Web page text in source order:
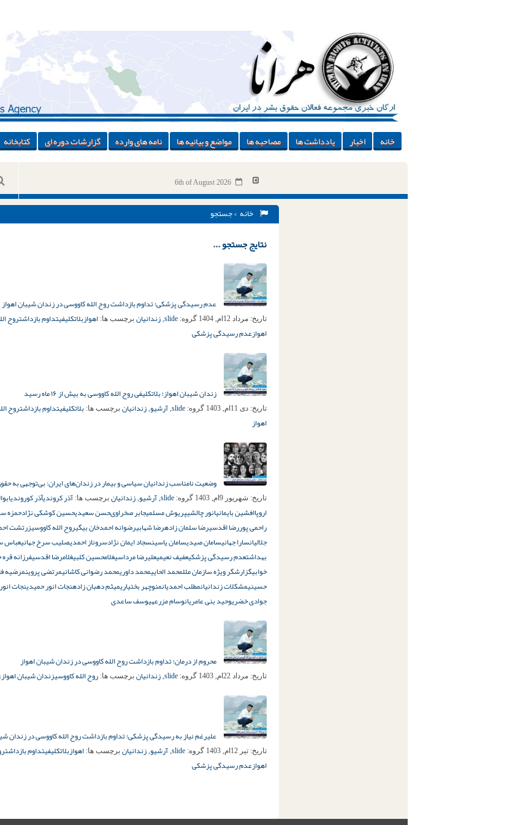
خانه اخبار یادداشت ها مصاحبه ها مواضع و بیانیه ها نامه های وارده گزارشات دوره ای کتابخانه
6th of August 2026
خانه > جستجو
نتایج جستجو ...
عدم رسیدگی پزشکی؛ تداوم بازداشت روح الله کاووسی در زندان شیبان اهواز
تاریخ: مرداد 12ام, 1404 گروه: slide
, زندانیان برچسب ها: اهوازبلاتکلیفیتداوم بازداشتروح
اهوازعدم رسیدگی پزشکی
زندان شیبان اهواز؛ بلاتکلیفی روح الله کاووسی به بیش از ۱۶ ماه رسید
تاریخ: دی 11ام, 1403 گروه: slide
, آرشیو, زندانیان برچسب ها: بلاتکلیفیتداوم بازداشتروح
اهواز
وضعیت نامناسب زندانیان سیاسی و بیمار در زندان‌های ایران: بی‌توجهی به
تاریخ: شهریور 9ام, 1403 گروه: slide
, آرشیو, زندانیان برچسب ها: آذر کروندیآذر کوروندی
اروپاافشین بایمانیانور چالشیپریوش مسلمیجابر صخراوىحسن سعیدیحسین کوشکی نژادحمزه
راحمی پوررضا اقدسیرضا سلمان زادهرضا شهابیرضوانه احمدخان بیگیروح الله کاووسیزرتشت
جلالیانسارا جهانیسامان صیدیسامان یاسینسجاد ایمان نژادسروناز احمدیصلیب سرخ جهانیعباس
بهداشتعدم رسیدگی پزشکیعفیف نعیمیعلیرضا مرداسیغلامحسین کلبیغلامرضا اقدسیفرزانه
خوابیگزارشگر ویژه سازمان مللمحمد الحاییمحمد داوریمحمد رضوانی کاشانیمرتضی پروینمرضیه
حسینیمشکلات زندانیانمطلب احمدیانمنوچهر بختیاریمیثم دهبان زادهنجات انور حمیدینجات
جوادی خضریوحید بنی عامریانوسام مزرعهیوسف ساعدی
محروم از درمان؛ تداوم بازداشت روح الله کاووسی در زندان شیبان اهواز
تاریخ: مرداد 22ام, 1403 گروه: slide
, زندانیان برچسب ها: روح الله کاووسیزندان شیبان اهواز
علیرغم نیاز به رسیدگی پزشکی؛ تداوم بازداشت روح الله کاووسی در زندان
تاریخ: تیر 12ام, 1403 گروه: slide
, آرشیو, زندانیان برچسب ها: اهوازبلاتکلیفیتداوم بازداشت
اهوازعدم رسیدگی پزشکی